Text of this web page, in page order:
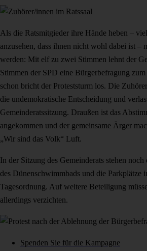
Als die Ratsmitgieder ihre Hände heben –
anzusehen, dass ihnen nicht wohl dabei ist –
werden: Mit elf zu zwei Stimmen lehnt der
Stimmen der SPD eine Bürgerbefragung
schon bricht der Proteststurm los. Die
die undemokratische Entscheidung und
Gemeinderatssitzung. Draußen ist das
angekommen und der gemeinsame Ärger
„Wir sind das Volk“ Luft.
In der Sitzung des Gemeinderats stehen
des Dünenschwimmbads und die Parkplätze
Tagesordnung. Auf weitere Beteiligung
allerdings verzichten.
Spenden Sie für die Kampagne